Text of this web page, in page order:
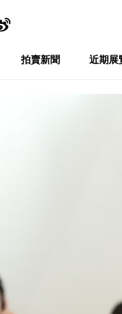
拍賣新聞 近期展